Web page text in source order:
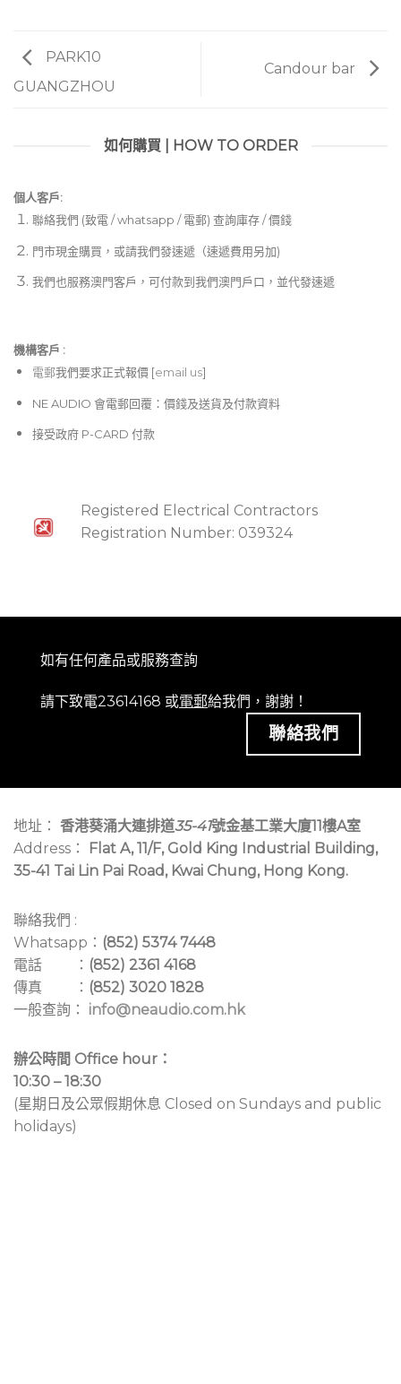
PARK10
GUANGZHOU
Candour bar
如何購買 | HOW TO ORDER
個人客戶:
聯絡我們 (致電 / whatsapp / 電郵) 查詢庫存 / 價錢
門市現金購買，或請我們發速遞（速遞費用另加)
我們也服務澳門客戶，可付款到我們澳門戶口，並代發速遞
機構客戶 :​
電郵我們要求正式報價 [email us]
NE AUDIO 會電郵回覆：價錢及送貨及付款資料
接受政府 P-CARD 付款
Registered Electrical Contractors
Registration Number: 039324
如有任何產品或服務查詢
請下致電23614168 或電郵給我們，謝謝！
聯絡我們
地址： 香港葵涌大連排道35-41號金基工業大廈11樓A室
Address：
Flat A, 11/F, Gold King Industrial Building,
35-41 Tai Lin Pai Road, Kwai Chung, Hong Kong.
聯絡我們 :
Whatsapp： (852) 5374 7448
電話 ： (852) 2361 4168
傳真 ： (852) 3020 1828
一般查詢： info@neaudio.com.hk
辦公時間 Office hour：
10:30 – 18:30
(星期日及公眾假期休息 Closed on Sundays and public
holidays)